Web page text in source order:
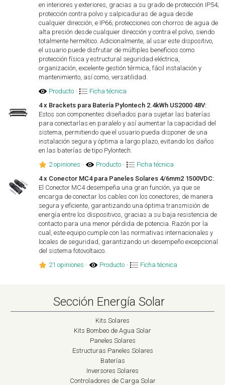
en interiores y exteriores, gracias a su grado de protección IP54;
protección contra polvo y salpicaduras de agua desde
cualquier dirección, e IP66; protecciones con chorros de agua de
alta presión desde cualquier dirección y contra el polvo, siendo
totalmente hermético. Adicionalmente, al usar este dispositivo,
el usuario puede disfrutar de múltiples beneficios como
protección física y estructural seguridad eléctrica,
organización, excelente gestión térmica, fácil instalación y
mantenimiento, así como, versatilidad.
Producto ·
Ficha técnica
4 x Brackets para Batería Pylontech 2.4kWh US2000 48V:
Estos son componentes diseñados para sujetar las baterías
para conectarlas en paralelo y así aumentar la capacidad del
sistema, permitiendo que el usuario pueda disponer de una
instalación segura y óptima a largo plazo, evitando los daños
en las baterías de tipo Pylontech.
2 opiniones · Producto ·
Ficha técnica
4 x Conector MC4 para Paneles Solares 4/6mm2 1500VDC:
El Conector MC4 desempeña una gran función, ya que se
encarga de conectar los cables con los conectores, de manera
segura y eficiente, garantizando una óptima transmisión de
energía entre los dispositivos, gracias a su baja resistencia de
contacto para una menor pérdida de potencia. Razón por la
cual, este equipo cumple con las normativas internacionales y
locales de seguridad, garantizando un desempeño excepcional
del sistema fotovoltaico.
21 opiniones · Producto · Ficha técnica
Sección Energía Solar
Kits Solares
Kits Bombeo de Agua Solar
Paneles Solares
Estructuras Paneles Solares
Baterías
Inversores Solares
Controladores de Carga Solar